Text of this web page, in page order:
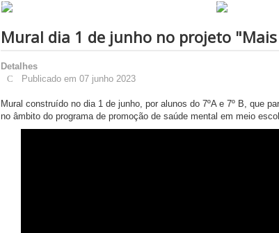
Mural dia 1 de junho no projeto
Detalhes
Publicado em 07 junho 2023
Mural construído no dia 1 de junho, por alunos do 7ºA e 7º B, que
no âmbito do programa de promoção de saúde mental em meio